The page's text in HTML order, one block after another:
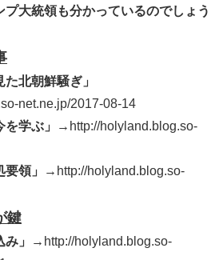
プ大統領も分かっているのでしょう
た北朝鮮騒ぎ」
net.ne.jp/2017-08-14
を学ぶ」→ http://holyland.blog.so-
要領」→ http://holyland.blog.so-
鍵
み」→ http://holyland.blog.so-